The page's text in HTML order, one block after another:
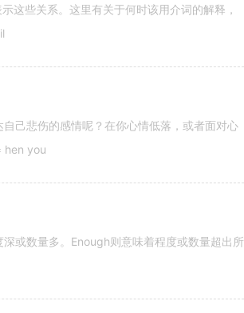
这些关系。这里有关于何时该用介词的解释，
己悲伤的感情呢？在你心情低落，或者面对心
hen you
或数量多。Enough则意味着程度或数量超出所